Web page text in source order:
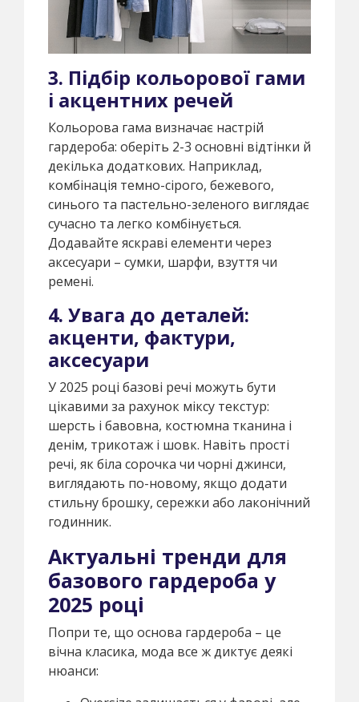
3. Підбір кольорової гами
і акцентних речей
Кольорова гама визначає настрій
гардероба: оберіть 2-3 основні відтінки й
декілька додаткових. Наприклад,
комбінація темно-сірого, бежевого,
синього та пастельно-зеленого виглядає
сучасно та легко комбінується.
Додавайте яскраві елементи через
аксесуари – сумки, шарфи, взуття чи
ремені.
4. Увага до деталей:
акценти, фактури,
аксесуари
У 2025 році базові речі можуть бути
цікавими за рахунок міксу текстур:
шерсть і бавовна, костюмна тканина і
денім, трикотаж і шовк. Навіть прості
речі, як біла сорочка чи чорні джинси,
виглядають по-новому, якщо додати
стильну брошку, сережки або лаконічний
годинник.
Актуальні тренди для
базового гардероба у
2025 році
Попри те, що основа гардероба – це
вічна класика, мода все ж диктує деякі
нюанси: